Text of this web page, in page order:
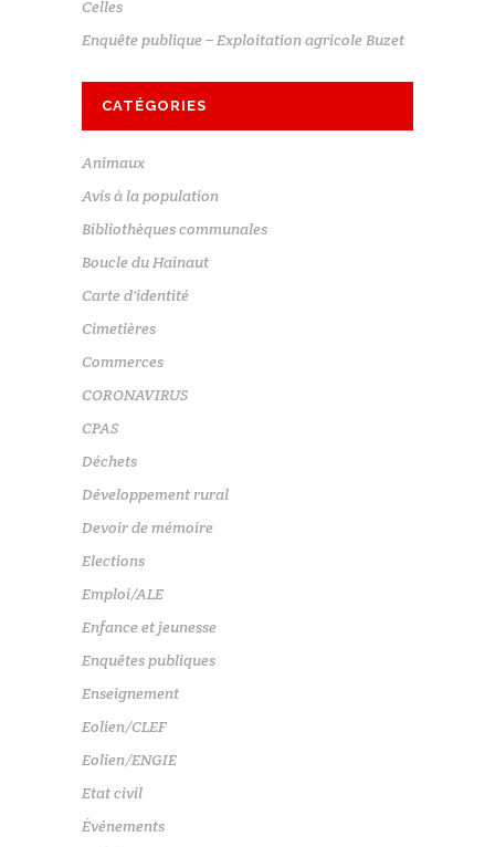
Celles
Enquête publique – Exploitation agricole Buzet
CATÉGORIES
Animaux
Avis à la population
Bibliothèques communales
Boucle du Hainaut
Carte d'identité
Cimetières
Commerces
CORONAVIRUS
CPAS
Déchets
Développement rural
Devoir de mémoire
Elections
Emploi/ALE
Enfance et jeunesse
Enquêtes publiques
Enseignement
Eolien/CLEF
Eolien/ENGIE
Etat civil
Événements